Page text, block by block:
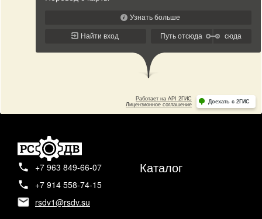
+7 963 849-66-07
+7 914 558-74-15
rsdv1@rsdv.su
Каталог